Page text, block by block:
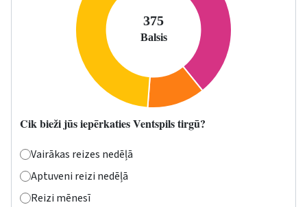
Cik bieži jūs iepērkaties Ventspils tirgū?
Vairākas reizes nedēļā
Aptuveni reizi nedēļā
Reizi mēnesī